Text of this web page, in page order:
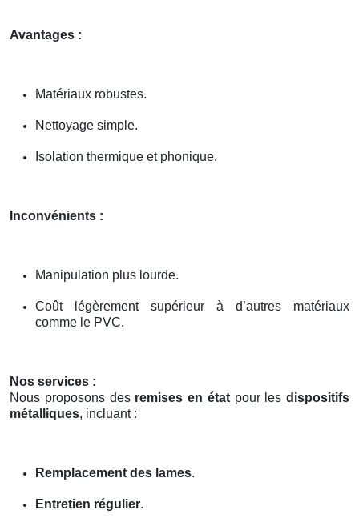
Avantages :
Matériaux robustes.
Nettoyage simple.
Isolation thermique et phonique.
Inconvénients :
Manipulation plus lourde.
Coût légèrement supérieur à d’autres matériaux
comme le PVC.
Nos services :
Nous proposons des remises en étatpour les dispositifs
métalliques, incluant :
Remplacement des lames.
Entretien régulier.